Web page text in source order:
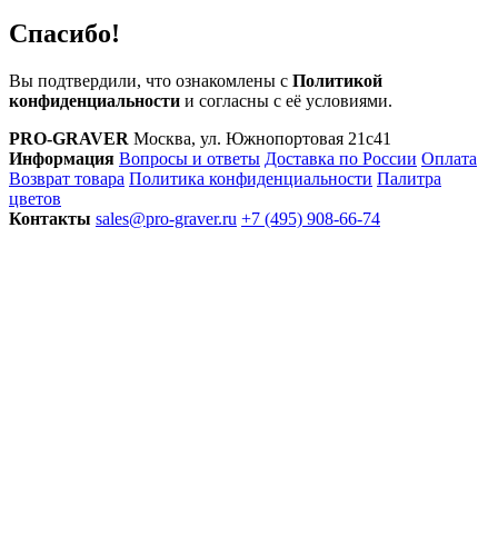
Спасибо!
Вы подтвердили, что ознакомлены с Политикой
конфиденциальности и согласны с её условиями.
PRO-GRAVER Москва, ул. Южнопортовая 21с41
Информация Вопросы и ответы Доставка по России Оплата
Возврат товара Политика конфиденциальности Палитра
цветов
Контакты sales@pro-graver.ru +7 (495) 908-66-74